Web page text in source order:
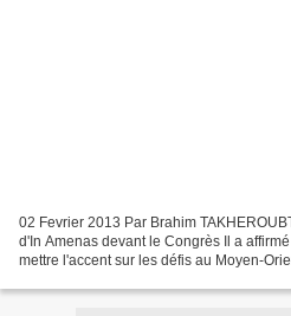
02 Fevrier 2013 Par Brahim
d'In Amenas devant le Congrès Il a
mettre l'accent sur les défis au Moyen-